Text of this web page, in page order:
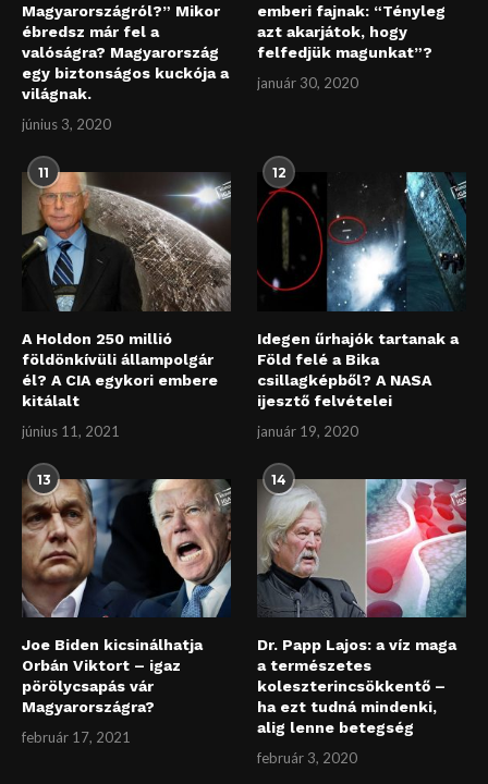
Magyarországról?” Mikor
ébredsz már fel a
valóságra? Magyarország
egy biztonságos kuckója a
világnak.
június 3, 2020
emberi fajnak: “Tényleg
azt akarjátok, hogy
felfedjük magunkat”?
január 30, 2020
11
A Holdon 250 millió
földönkívüli állampolgár
él? A CIA egykori embere
kitálalt
június 11, 2021
12
Idegen űrhajók tartanak a
Föld felé a Bika
csillagképből? A NASA
ijesztő felvételei
január 19, 2020
13
Joe Biden kicsinálhatja
Orbán Viktort – igaz
pörölycsapás vár
Magyarországra?
február 17, 2021
14
Dr. Papp Lajos: a víz maga
a természetes
koleszterincsökkentő –
ha ezt tudná mindenki,
alig lenne betegség
február 3, 2020